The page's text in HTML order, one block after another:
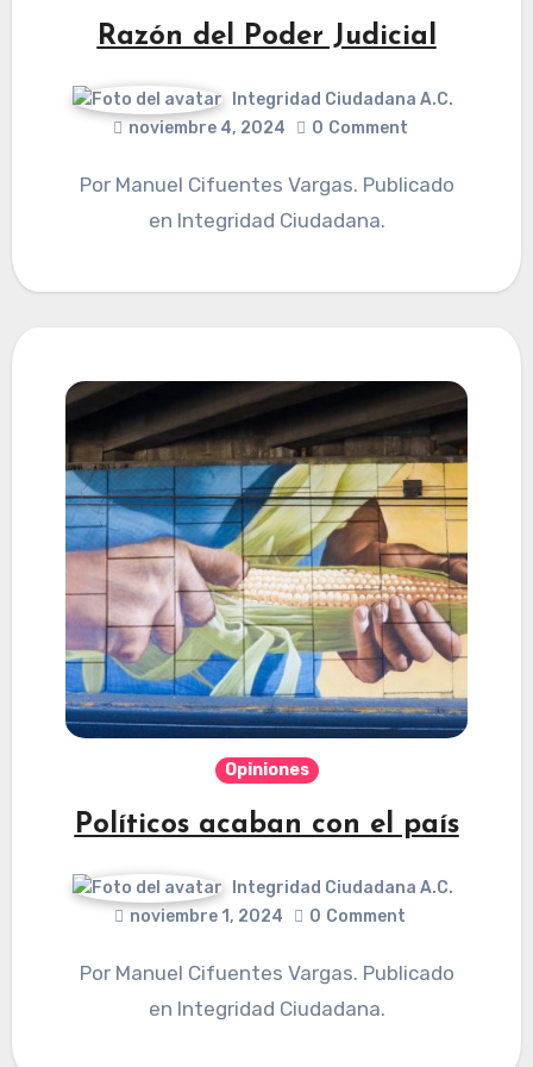
Razón del Poder Judicial
Integridad Ciudadana A.C.
noviembre 4, 2024
0 Comment
Por Manuel Cifuentes Vargas. Publicado
en Integridad Ciudadana.
Opiniones
Políticos acaban con el país
Integridad Ciudadana A.C.
noviembre 1, 2024
0 Comment
Por Manuel Cifuentes Vargas. Publicado
en Integridad Ciudadana.